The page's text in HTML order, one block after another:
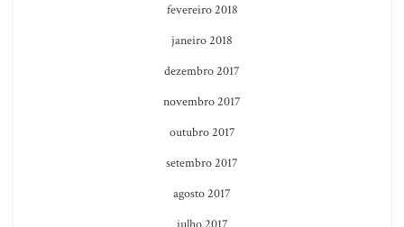
fevereiro 2018
janeiro 2018
dezembro 2017
novembro 2017
outubro 2017
setembro 2017
agosto 2017